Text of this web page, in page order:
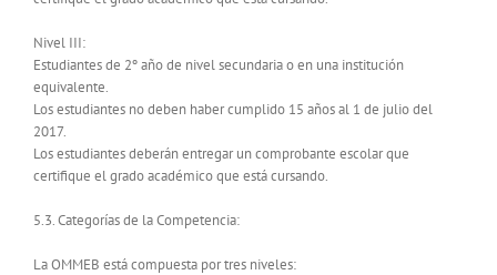
Nivel III:
Estudiantes de 2º año de nivel secundaria o en una institución
equivalente.
Los estudiantes no deben haber cumplido 15 años al 1 de julio del
2017.
Los estudiantes deberán entregar un comprobante escolar que
certifique el grado académico que está cursando.
5.3. Categorías de la Competencia:
La OMMEB está compuesta por tres niveles: